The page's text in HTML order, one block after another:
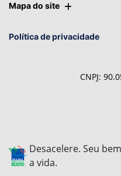
Mapa do site
Política de privacidade
CNPJ:
Desacelere. Seu
a vida.